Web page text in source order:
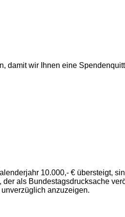
wir Ihnen eine
10.000,- € übersteigt,
als Bundestagsdrucksache
anzuzeigen.